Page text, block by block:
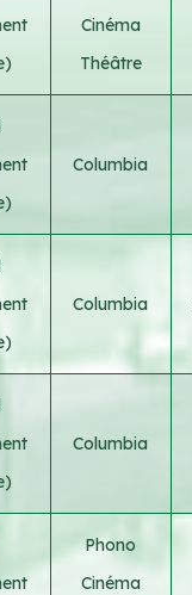
Cinéma
Théâtre
Columbia
Columbia
Columbia
Phono
Cinéma